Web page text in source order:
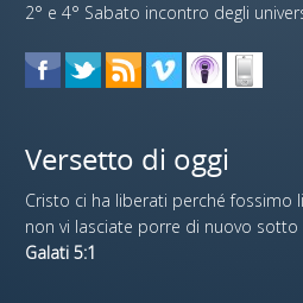
2° e 4° Sabato incontro degli
Versetto di oggi
Cristo ci ha liberati perché fossimo
non vi lasciate porre di nuovo sotto
Galati 5:1